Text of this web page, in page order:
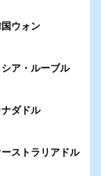
ウォン
ア・ルーブル
ダドル
ストラリアドル